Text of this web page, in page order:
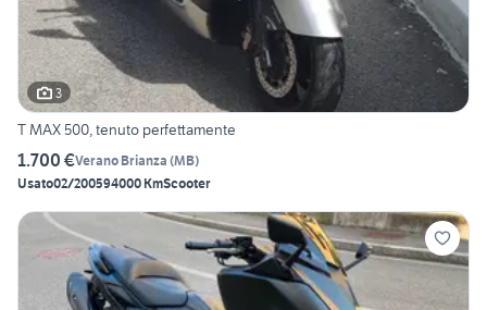
3
T MAX 500, tenuto perfettamente
1.700 €Verano Brianza (MB)
Usato02/200594000 KmScooter